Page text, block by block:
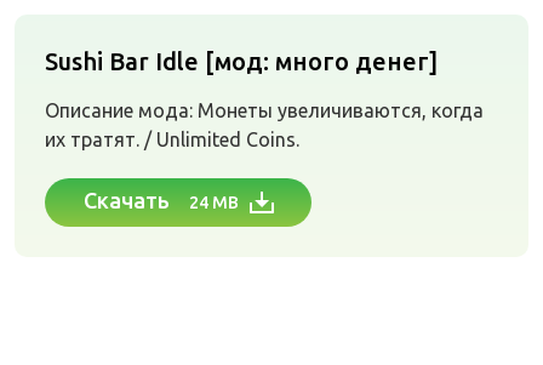
Sushi Bar Idle [мод: много денег]
Описание мода: Монеты увеличиваются, когда
их тратят. / Unlimited Coins.
Скачать 24 MB